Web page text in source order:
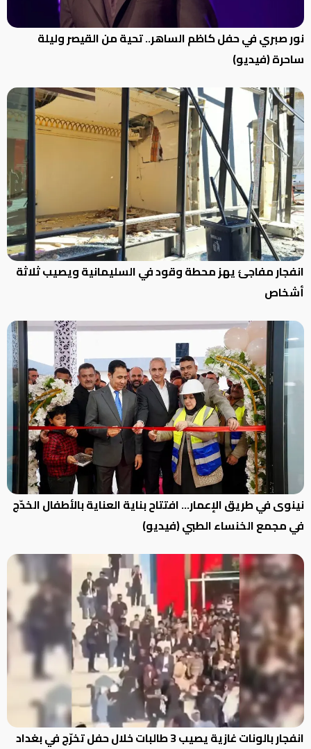
نور صبري في حفل كاظم الساهر.. تحية من القيصر وليلة
ساحرة (فيديو)
انفجار مفاجئ يهز محطة وقود في السليمانية ويصيب ثلاثة
أشخاص
نينوى في طريق الإعمار… افتتاح بناية العناية بالأطفال الخدّج
في مجمع الخنساء الطبي (فيديو)
انفجار بالونات غازية يصيب 3 طالبات خلال حفل تخرّج في بغداد